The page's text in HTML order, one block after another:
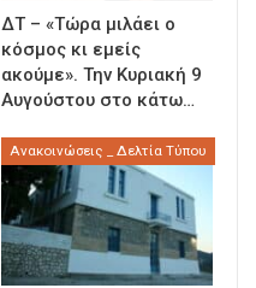
ΔΤ – «Τώρα μιλάει ο
κόσμος κι εμείς
ακούμε». Την Κυριακή 9
Αυγούστου στο κάτω…
Ανακοινώσεις _ Δελτία Τύπου